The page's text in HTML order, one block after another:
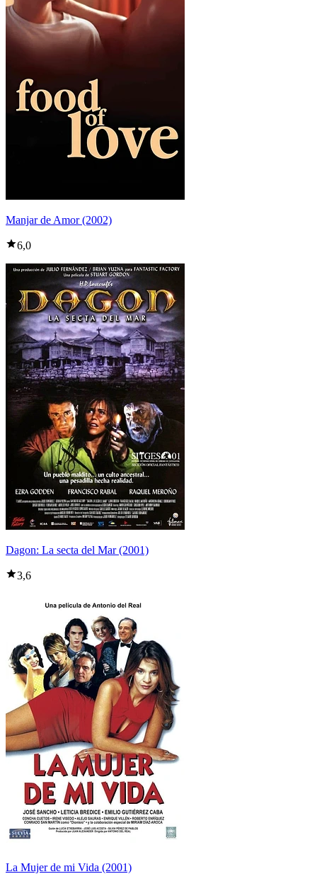
Manjar de Amor (2002)
6,0
Dagon: La secta del Mar (2001)
3,6
La Mujer de mi Vida (2001)